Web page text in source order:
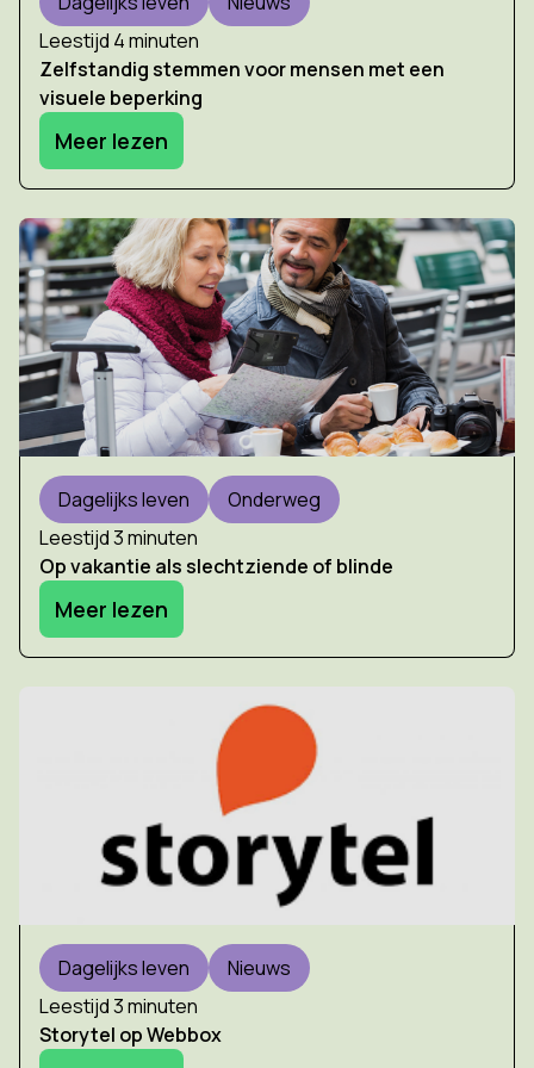
Leestijd 4 minuten
Zelfstandig stemmen voor mensen met een
visuele beperking
Meer lezen
Dagelijks leven
Onderweg
Leestijd 3 minuten
Op vakantie als slechtziende of blinde
Meer lezen
Dagelijks leven
Nieuws
Leestijd 3 minuten
Storytel op Webbox